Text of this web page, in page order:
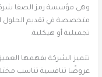
وهي مؤسسة رمز الصفا
متخصصة في تقديم الحلول
تجميلية أو هيكلية.
تتميز الشركة بفهمها
عروضًا تنافسية تناسب